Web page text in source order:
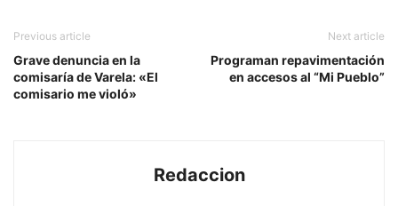
Previous article
Grave denuncia en la
comisaría de Varela: «El
comisario me violó»
Next article
Programan repavimentación
en accesos al “Mi Pueblo”
Redaccion